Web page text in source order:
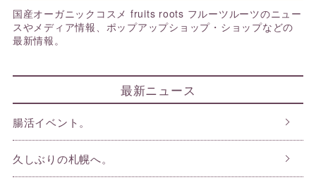
国産オーガニックコスメ fruits roots フルーツルーツのニュー
スやメディア情報、ポップアップショップ・ショップなどの
最新情報。
最新ニュース
腸活イベント。
久しぶりの札幌へ。